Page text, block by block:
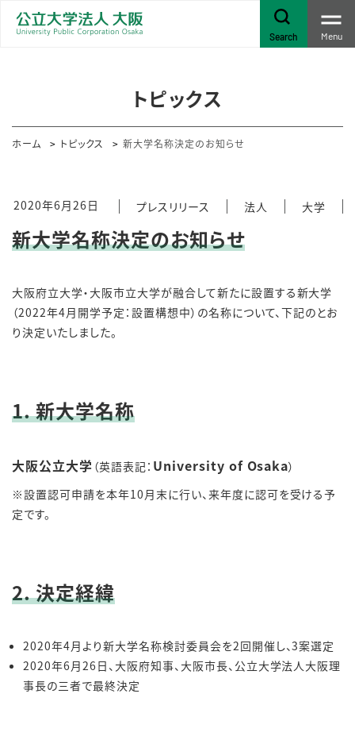
Search Menu
トピックス
ホーム トピックス 新大学名称決定のお知らせ
2020年6月26日 プレスリリース 法人 大学
新大学名称決定のお知らせ
大阪府立大学・大阪市立大学が融合して新たに設置する新大学
（2022年4月開学予定：設置構想中）の名称について、下記のとお
り決定いたしました。
1. 新大学名称
大阪公立大学 （英語表記： University of Osaka）
※設置認可申請を本年10月末に行い、来年度に認可を受ける予
定です。
2. 決定経緯
2020年4月より新大学名称検討委員会を2回開催し、3案選定
2020年6月26日、大阪府知事、大阪市長、公立大学法人大阪理
事長の三者で最終決定